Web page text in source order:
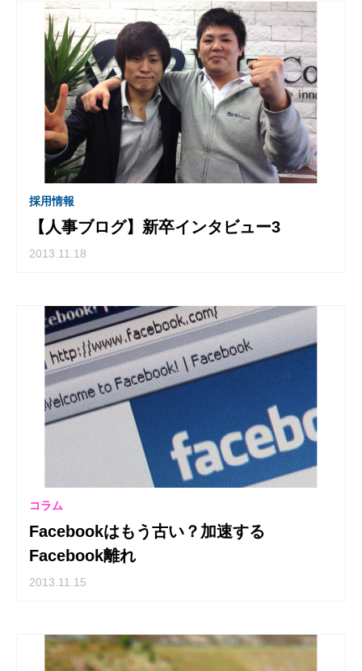
採用情報
【人事ブログ】新卒インタビュー3
2013.11.18
コラム
Facebookはもう古い？加速する
Facebook離れ
2013.11.15